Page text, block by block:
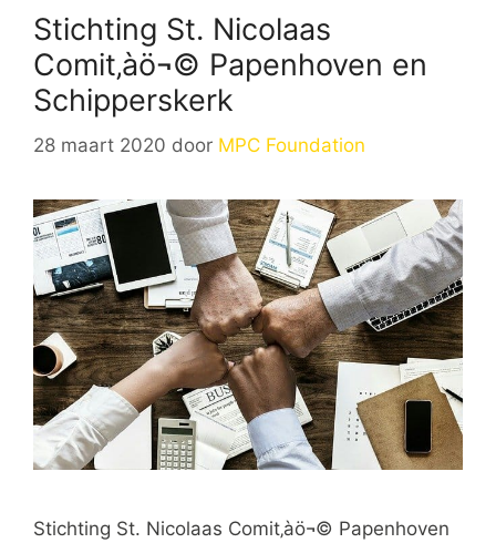
Stichting St. Nicolaas
Comit‚àö¬© Papenhoven en
Schipperskerk
28 maart 2020 door MPC Foundation
Stichting St. Nicolaas Comit‚àö¬© Papenhoven